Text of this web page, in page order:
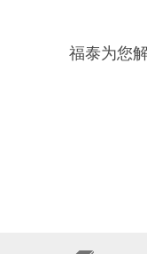
福泰为您